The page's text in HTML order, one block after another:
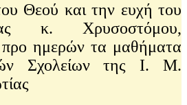
Θεού και την ευχή του
κ. Χρυσοστόμου,
ημερών τα μαθήματα
Σχολείων της Ι. Μ.